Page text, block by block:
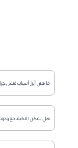
ما هي أبرز أسباب فشل
هل يمكن التكيف مع